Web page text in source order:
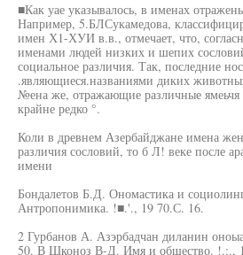
■Как уае указывалось, в именах
Например, 5.БЛСукамедова,
имен Х1-ХУИ в.в., отмечает, что,
именами людей низких и шепих
социальное различия. Так, последние
.являющиеся.названиями диких
№ена же, отражающие различные ямеьчя
крайне редко °.
Коли в древнем Азербайджане имена
различия сословий, то б Л! веке после
имени
Бондалетов Б.Д. Ономастика и
Антропонимика. !■.'., 19 70.С. 16.
2 Гурбанов А. Азэрбадчан диланин
50. В Шконоз В-Д. Имя и общество. !.:.,